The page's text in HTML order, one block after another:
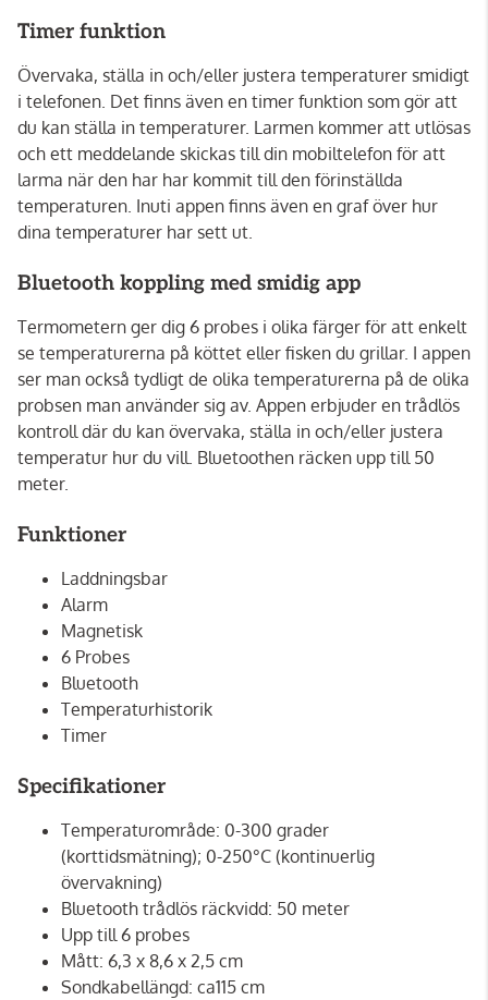
Timer funktion
Övervaka, ställa in och/eller justera temperaturer smidigt
i telefonen. Det finns även en timer funktion som gör att
du kan ställa in temperaturer. Larmen kommer att utlösas
och ett meddelande skickas till din mobiltelefon för att
larma när den har har kommit till den förinställda
temperaturen. Inuti appen finns även en graf över hur
dina temperaturer har sett ut.
Bluetooth koppling med smidig app
Termometern ger dig 6 probes i olika färger för att enkelt
se temperaturerna på köttet eller fisken du grillar. I appen
ser man också tydligt de olika temperaturerna på de olika
probsen man använder sig av. Appen erbjuder en trådlös
kontroll där du kan övervaka, ställa in och/eller justera
temperatur hur du vill. Bluetoothen räcken upp till 50
meter.
Funktioner
Laddningsbar
Alarm
Magnetisk
6 Probes
Bluetooth
Temperaturhistorik
Timer
Specifikationer
Temperaturområde: 0-300 grader
(korttidsmätning); 0-250°C (kontinuerlig
övervakning)
Bluetooth trådlös räckvidd: 50 meter
Upp till 6 probes
Mått: 6,3 x 8,6 x 2,5 cm
Sondkabellängd: ca115 cm